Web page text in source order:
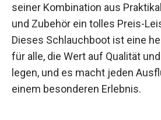
seiner Kombination aus
und Zubehör ein tolles Preis-
Dieses Schlauchboot ist eine
für alle, die Wert auf Qualität
legen, und es macht jeden
einem besonderen Erlebnis.